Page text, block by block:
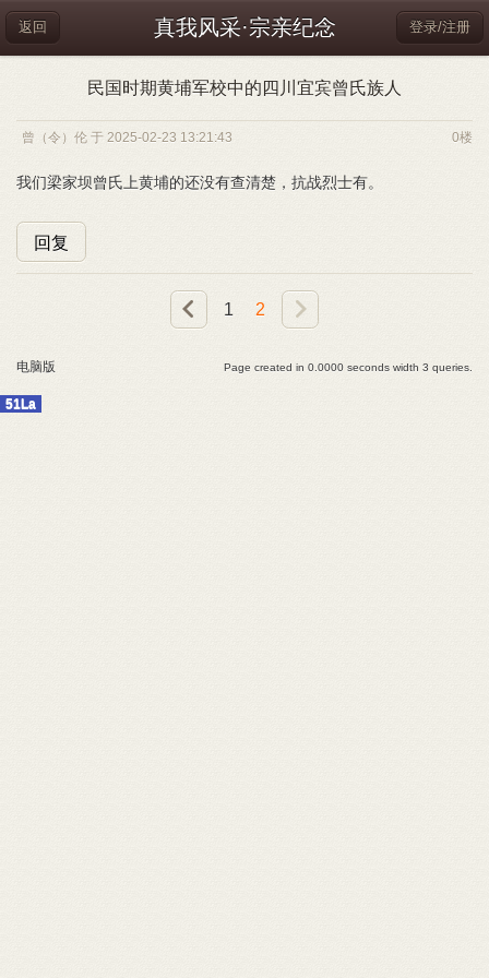
真我风采·宗亲纪念
返回 登录/注册
民国时期黄埔军校中的四川宜宾曾氏族人
0楼
曾（令）伦 于 2025-02-23 13:21:43
我们梁家坝曾氏上黄埔的还没有查清楚，抗战烈士有。
回复
1 2
电脑版 Page created in 0.0000 seconds width 3 queries.
51La